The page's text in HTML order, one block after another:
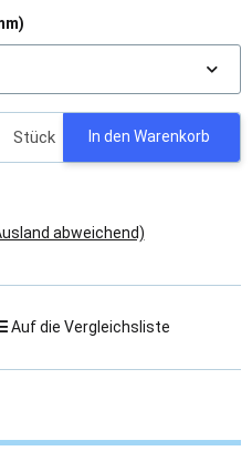
Stück In den Warenkorb
abweichend)
Auf die Vergleichsliste